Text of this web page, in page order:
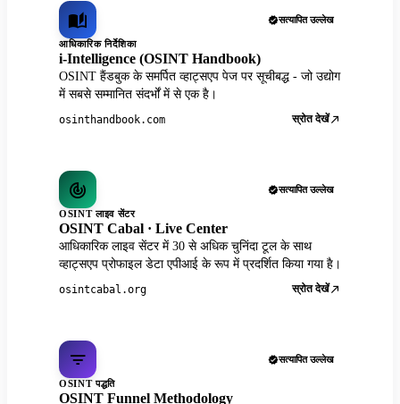
सत्यापित उल्लेख
आधिकारिक निर्देशिका
i-Intelligence (OSINT Handbook)
OSINT हैंडबुक के समर्पित व्हाट्सएप पेज पर सूचीबद्ध - जो उद्योग
में सबसे सम्मानित संदर्भों में से एक है।
osinthandbook.com स्रोत देखें
सत्यापित उल्लेख
OSINT लाइव सेंटर
OSINT Cabal · Live Center
आधिकारिक लाइव सेंटर में 30 से अधिक चुनिंदा टूल के साथ
व्हाट्सएप प्रोफाइल डेटा एपीआई के रूप में प्रदर्शित किया गया है।
osintcabal.org स्रोत देखें
सत्यापित उल्लेख
OSINT पद्धति
OSINT Funnel Methodology